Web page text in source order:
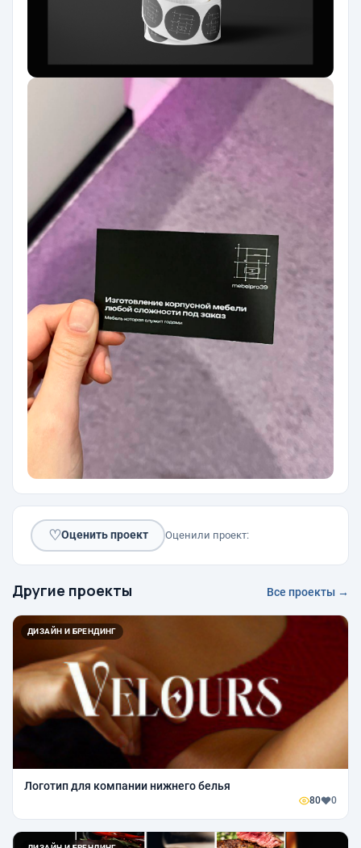
♡Оценить проект Оценили проект:
Другие проекты Все проекты →
ДИЗАЙН И БРЕНДИНГ
Логотип для компании нижнего белья
80 0